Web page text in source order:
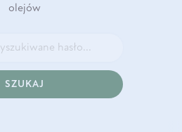
olejów
SZUKAJ